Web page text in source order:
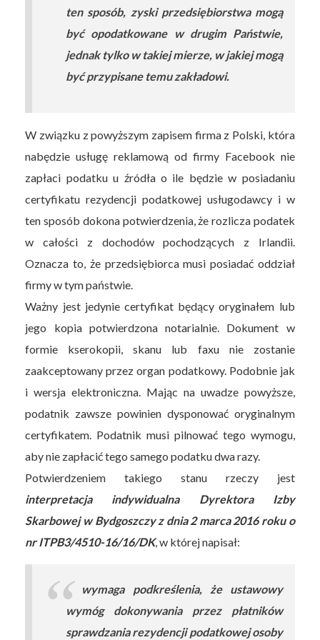
ten sposób, zyski przedsiębiorstwa mogą
być opodatkowane w drugim Państwie,
jednak tylko w takiej mierze, w jakiej mogą
być przypisane temu zakładowi.
W związku z powyższym zapisem firma z Polski, która
nabędzie usługę reklamową od firmy Facebook nie
zapłaci podatku u źródła o ile będzie w posiadaniu
certyfikatu rezydencji podatkowej usługodawcy i w
ten sposób dokona potwierdzenia, że rozlicza podatek
w całości z dochodów pochodzących z Irlandii.
Oznacza to, że przedsiębiorca musi posiadać oddział
firmy w tym państwie.
Ważny jest jedynie certyfikat będący oryginałem lub
jego kopia potwierdzona notarialnie. Dokument w
formie kserokopii, skanu lub faxu nie zostanie
zaakceptowany przez organ podatkowy. Podobnie jak
i wersja elektroniczna. Mając na uwadze powyższe,
podatnik zawsze powinien dysponować oryginalnym
certyfikatem. Podatnik musi pilnować tego wymogu,
aby nie zapłacić tego samego podatku dwa razy.
Potwierdzeniem takiego stanu rzeczy jest
interpretacja indywidualna Dyrektora Izby
Skarbowej w Bydgoszczy z dnia 2 marca 2016 roku o
nr ITPB3/4510-16/16/DK, w której napisał:
wymaga podkreślenia, że ustawowy
wymóg dokonywania przez płatników
sprawdzania rezydencji podatkowej osoby